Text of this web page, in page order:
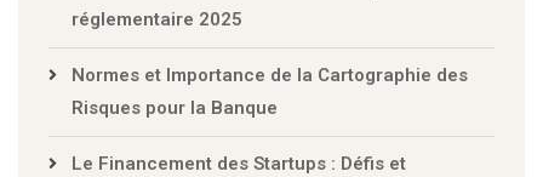
réglementaire 2025
Normes et Importance de la Cartographie des
Risques pour la Banque
Le Financement des Startups : Défis et